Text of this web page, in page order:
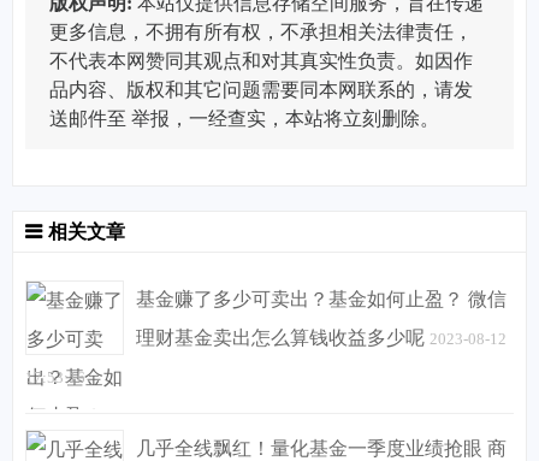
更多信息，不拥有所有权，不承担相关法律责任，
不代表本网赞同其观点和对其真实性负责。如因作
品内容、版权和其它问题需要同本网联系的，请发
送邮件至 举报，一经查实，本站将立刻删除。
相关文章
基金赚了多少可卖出？基金如何止盈？ 微信
理财基金卖出怎么算钱收益多少呢 2023-08-12
17:53:16
几乎全线飘红！量化基金一季度业绩抢眼 商